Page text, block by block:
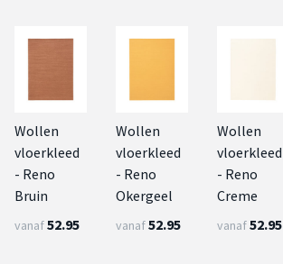
Wollen
vloerkleed
- Reno
Bruin
vanaf52.95
Wollen
vloerkleed
- Reno
Okergeel
vanaf52.95
Wollen
vloerkleed
- Reno
Creme
vanaf52.95